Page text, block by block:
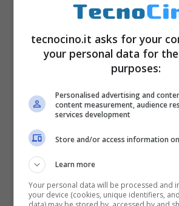
La prova non è semplice
tosto e ben preparato con la
tempo che non lascia passare
polveri e resiste a urti
stesso e vi dirò, bisogna
possibile utilizzare qualche
attrezzo come unflessibile,
tecnocino.it asks for your
your personal data for
purposes:
Personalised advertising and
content measurement, audience
services development
Store and/or access information
Learn more
Your personal data will be processed and
your device (cookies, unique identifiers,